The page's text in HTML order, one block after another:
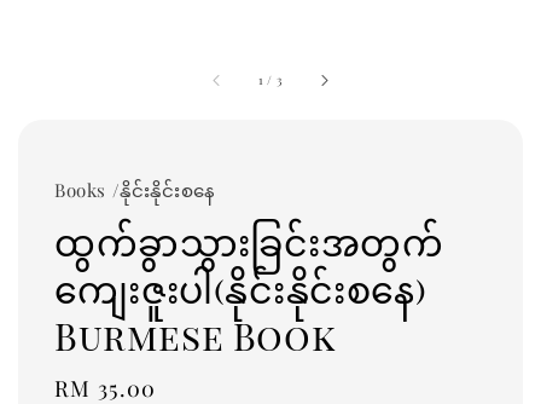
1 / 3
Books /နိုင်းနိုင်းစနေ
ထွက်ခွာသွားခြင်းအတွက်
ကျေးဇူးပါ(နိုင်းနိုင်းစနေ)
Burmese Book
Regular
RM 35.00